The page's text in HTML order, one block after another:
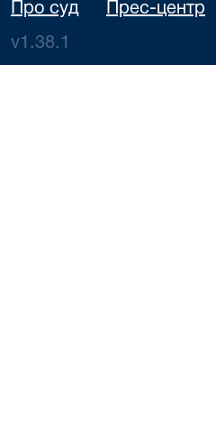
Про суд Прес-центр
v1.38.1